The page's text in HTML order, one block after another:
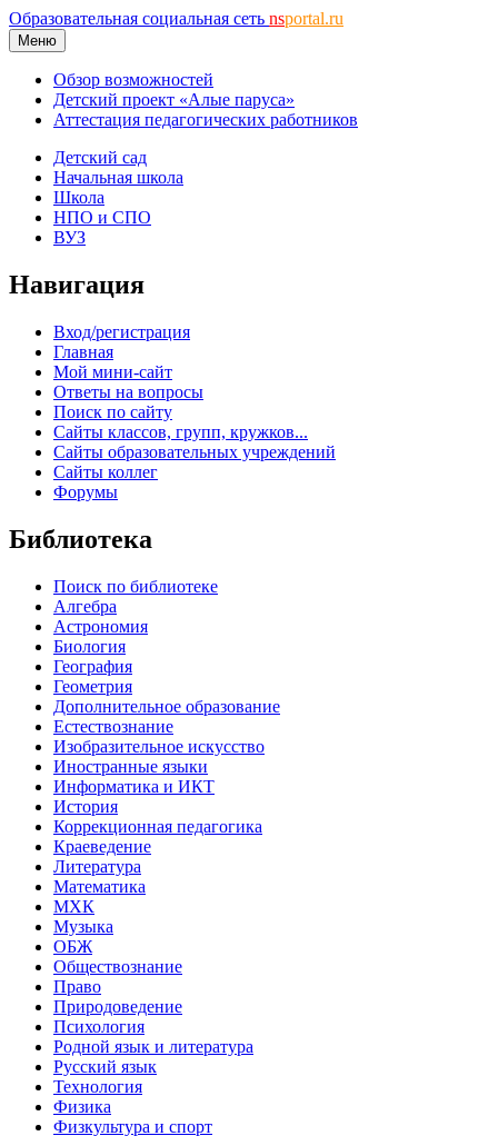
Образовательная социальная сеть nsportal.ru
Меню
Обзор возможностей
Детский проект «Алые паруса»
Аттестация педагогических работников
Детский сад
Начальная школа
Школа
НПО и СПО
ВУЗ
Навигация
Вход/регистрация
Главная
Мой мини-сайт
Ответы на вопросы
Поиск по сайту
Сайты классов, групп, кружков...
Сайты образовательных учреждений
Сайты коллег
Форумы
Библиотека
Поиск по библиотеке
Алгебра
Астрономия
Биология
География
Геометрия
Дополнительное образование
Естествознание
Изобразительное искусство
Иностранные языки
Информатика и ИКТ
История
Коррекционная педагогика
Краеведение
Литература
Математика
МХК
Музыка
ОБЖ
Обществознание
Право
Природоведение
Психология
Родной язык и литература
Русский язык
Технология
Физика
Физкультура и спорт